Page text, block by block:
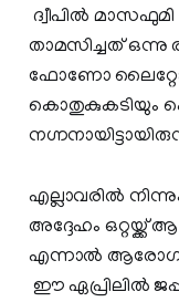
ദ്വീപില്‍
താമസിച്ചത്
ഫോണോ ലൈറ്റോ
കൊതുകുകടിയും
എല്ലാവരില്‍
അദ്ദേഹം ഒറ്റയ്ക്ക്
എന്നാല്‍
ഈ ഏപ്രിലില്‍